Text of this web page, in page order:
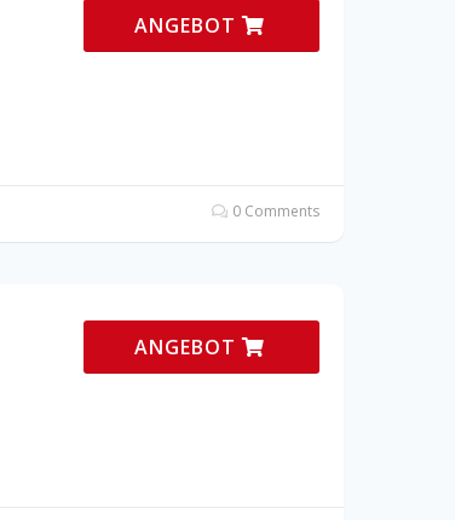
ANGEBOT
0 Comments
ANGEBOT